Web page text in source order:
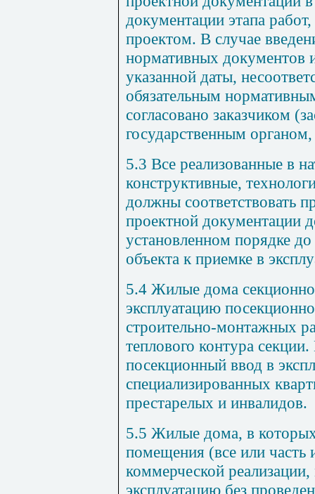
документации этапа работ,
проектом. В случае
нормативных документов
указанной даты,
обязательным
согласовано заказчиком (
государственным органом
5.3 Все реализованные в
конструктивные,
должны соответствовать
проектной документации
установленном порядке до
объекта к приемке в
5.4 Жилые дома
эксплуатацию посекционно
строительно-монтажных
теплового контура секции.
посекционный ввод в
специализированных
престарелых и инвалидов.
5.5 Жилые дома, в
помещения (все или часть
коммерческой реализации,
эксплуатацию без